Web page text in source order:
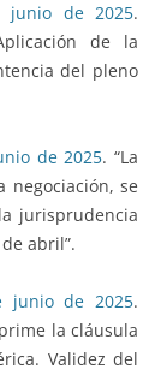
junio de 2025.
de la
del pleno
de 2025. “La
negociación, se
jurisprudencia
abril”.
junio de 2025.
la cláusula
Validez del